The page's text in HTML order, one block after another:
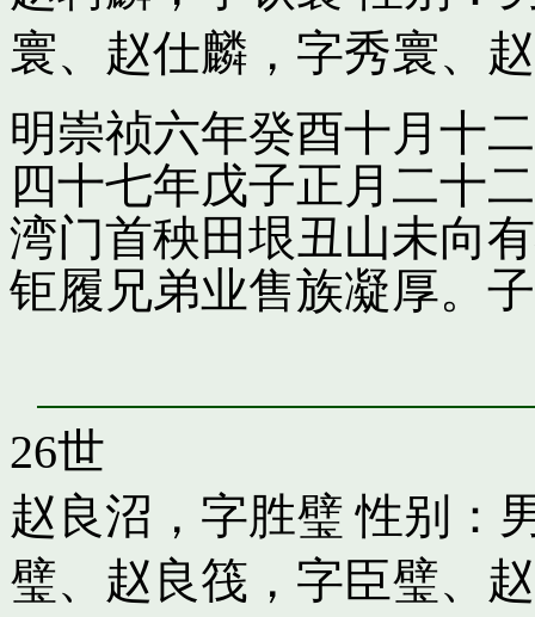
寰、 赵仕麟，字秀寰、
明崇祯六年癸酉十月十
四十七年戊子正月二十
湾门首秧田垠丑山未向
钜履兄弟业售族凝厚。
26世
赵良沼，字胜璧 性别：
璧、 赵良筏，字臣璧、